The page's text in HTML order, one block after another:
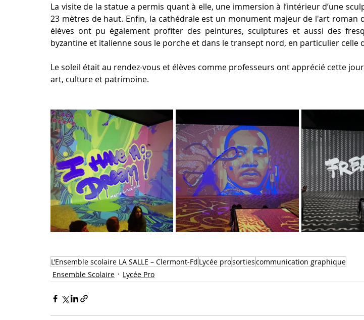
La visite de la statue a permis quant à elle, une immersion à l’intérieur d’une
23 mètres de haut. Enfin, la cathédrale est un monument majeur de l'art roman
élèves ont pu également profiter des peintures, sculptures et aussi des
byzantine et italienne sous le porche et dans le transept nord, en particulier celle
Le soleil était au rendez-vous et élèves comme professeurs ont apprécié cette
art, culture et patrimoine.
L’Ensemble scolaire LA SALLE – Clermont-Fd Lycée prosortiescommunication graphique
Ensemble Scolaire
Lycée Pro